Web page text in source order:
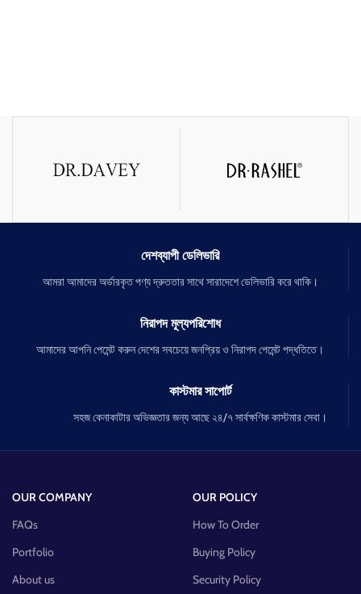
দেশব্যাপী ডেলিভারি
আমরা আমাদের অর্ডারকৃত পণ্য দ্রুততার সাথে সারাদেশে ডেলিভারি করে থাকি।
নিরাপদ মূল্যপরিশোধ
আমাদের আপনি পেমেন্ট করুন দেশের সবচেয়ে জনপ্রিয় ও নিরাপদ পেমেন্ট পদ্ধতিতে।
কাস্টমার সাপোর্ট
সহজ কেনাকাটার অভিজ্ঞতার জন্য আছে ২৪/৭ সার্বক্ষণিক কাস্টমার সেবা।
OUR COMPANY
FAQs
Portfolio
About us
OUR POLICY
How To Order
Buying Policy
Security Policy